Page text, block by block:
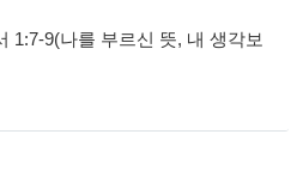
1:7-9(나를 부르신 뜻, 내 생각보